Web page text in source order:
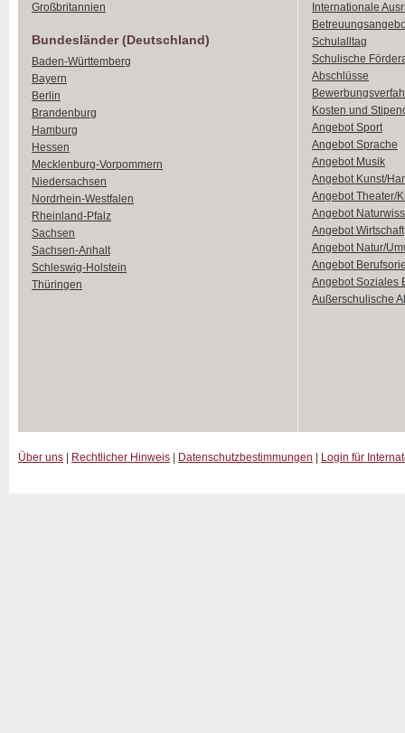
Großbritannien
Bundesländer (Deutschland)
Baden-Württemberg
Bayern
Berlin
Brandenburg
Hamburg
Hessen
Mecklenburg-Vorpommern
Niedersachsen
Nordrhein-Westfalen
Rheinland-Pfalz
Sachsen
Sachsen-Anhalt
Schleswig-Holstein
Thüringen
Internationale
Schulalltag
Schulische
Abschlüsse
Kosten und
Angebot Sport
Angebot Sprache
Angebot Musik
Angebot Kunst/
Angebot Theater/
Angebot
Angebot Wirtschaft
Angebot Natur/
Angebot
Angebot Soziales
Außerschulische
Über uns Rechtlicher Hinweis Datenschutzbestimmungen Login für